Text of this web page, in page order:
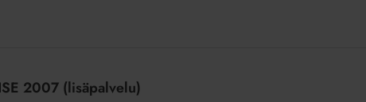
2007 (lisäpalvelu)